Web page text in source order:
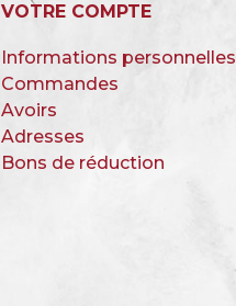
VOTRE COMPTE
Informations personnelles
Commandes
Avoirs
Adresses
Bons de réduction